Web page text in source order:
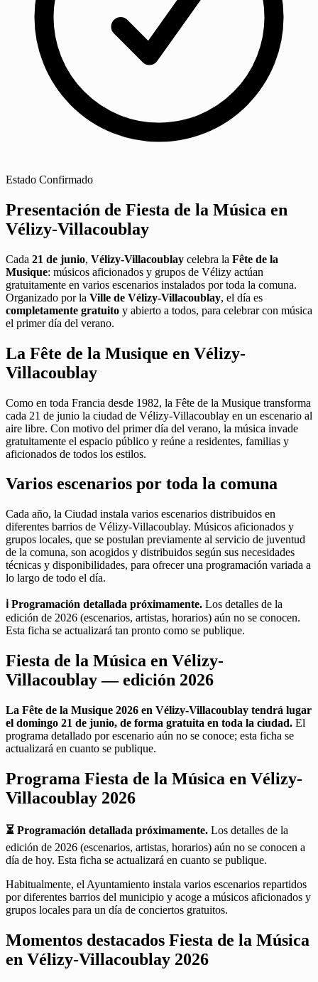
Estado Confirmado
Presentación de Fiesta de la Música en
Vélizy-Villacoublay
Cada 21 de junio, Vélizy-Villacoublay celebra la Fête de la
Musique: músicos aficionados y grupos de Vélizy actúan
gratuitamente en varios escenarios instalados por toda la comuna.
Organizado por la Ville de Vélizy-Villacoublay, el día es
completamente gratuito y abierto a todos, para celebrar con música
el primer día del verano.
La Fête de la Musique en Vélizy-
Villacoublay
Como en toda Francia desde 1982, la Fête de la Musique transforma
cada 21 de junio la ciudad de Vélizy-Villacoublay en un escenario al
aire libre. Con motivo del primer día del verano, la música invade
gratuitamente el espacio público y reúne a residentes, familias y
aficionados de todos los estilos.
Varios escenarios por toda la comuna
Cada año, la Ciudad instala varios escenarios distribuidos en
diferentes barrios de Vélizy-Villacoublay. Músicos aficionados y
grupos locales, que se postulan previamente al servicio de juventud
de la comuna, son acogidos y distribuidos según sus necesidades
técnicas y disponibilidades, para ofrecer una programación variada a
lo largo de todo el día.
ℹ️ Programación detallada próximamente. Los detalles de la
edición de 2026 (escenarios, artistas, horarios) aún no se conocen.
Esta ficha se actualizará tan pronto como se publique.
Fiesta de la Música en Vélizy-
Villacoublay — edición 2026
La Fête de la Musique 2026 en Vélizy-Villacoublay tendrá lugar
el domingo 21 de junio, de forma gratuita en toda la ciudad. El
programa detallado por escenario aún no se conoce; esta ficha se
actualizará en cuanto se publique.
Programa Fiesta de la Música en Vélizy-
Villacoublay 2026
⏳ Programación detallada próximamente. Los detalles de la
edición de 2026 (escenarios, artistas, horarios) aún no se conocen a
día de hoy. Esta ficha se actualizará en cuanto se publique.
Habitualmente, el Ayuntamiento instala varios escenarios repartidos
por diferentes barrios del municipio y acoge a músicos aficionados y
grupos locales para un día de conciertos gratuitos.
Momentos destacados Fiesta de la Música
en Vélizy-Villacoublay 2026